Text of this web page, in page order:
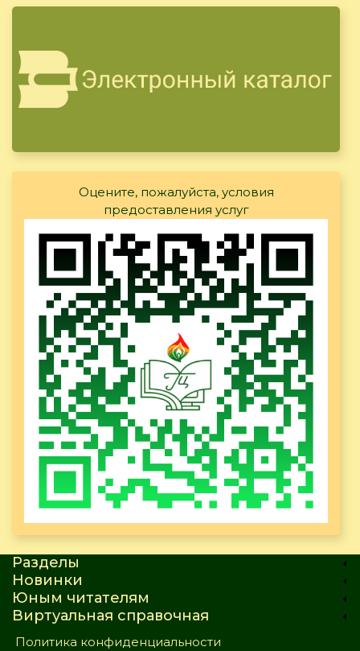
Оцените, пожалуйста, условия
предоставления услуг
Разделы
Новинки
Юным читателям
Виртуальная справочная
Политика конфиденциальности